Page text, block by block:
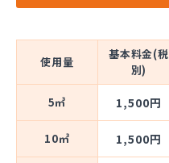
使用量
基本料金(税
別)
5㎥ 1,500円
10㎥ 1,500円